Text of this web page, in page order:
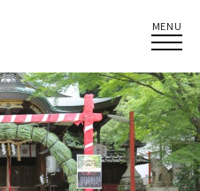
MENU